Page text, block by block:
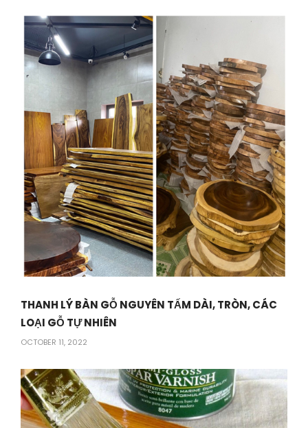
THANH LÝ BÀN GỖ NGUYÊN TẤM DÀI, TRÒN, CÁC
LOẠI GỖ TỰ NHIÊN
OCTOBER 11, 2022